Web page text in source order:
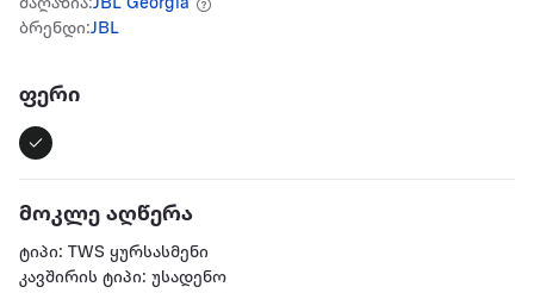
მაღაზია:JBL Georgia
ბრენდი:JBL
ფერი
მოკლე აღწერა
ტიპი: TWS ყურსასმენი
კავშირის ტიპი: უსადენო